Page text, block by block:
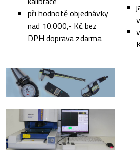
při hodnotě objednávky
nad 10.000,- Kč bez
DPH doprava zdarma